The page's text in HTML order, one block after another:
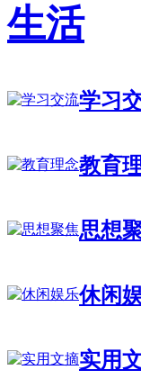
生活
学习
教育
思想
休闲
实用